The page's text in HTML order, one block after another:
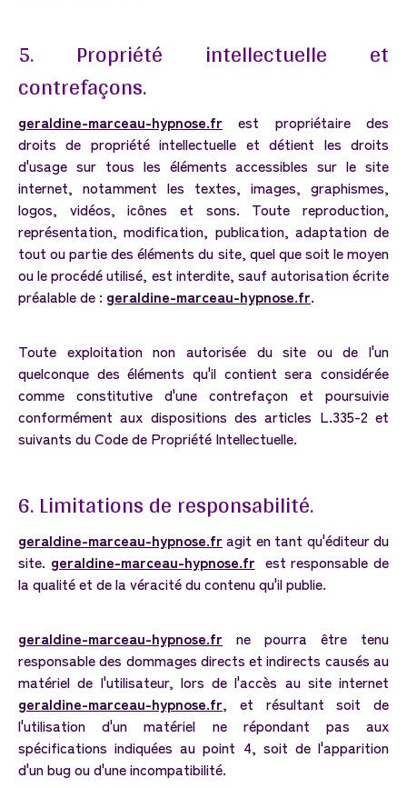
5. Propriété intellectuelle
et
contrefaçons.
geraldine-marceau-hypnose.fr est propriétaire des
droits de propriété intellectuelle et détient les droits
d'usage sur tous les éléments accessibles sur le site
internet, notamment les textes, images, graphismes,
logos, vidéos, icônes et sons. Toute reproduction,
représentation, modification, publication, adaptation de
tout ou partie des éléments du site, quel que soit le moyen
ou le procédé utilisé, est interdite, sauf autorisation écrite
préalable de : geraldine-marceau-hypnose.fr.
Toute exploitation non autorisée du site ou de l'un
quelconque des éléments qu'il contient sera considérée
comme constitutive d'une contrefaçon et poursuivie
conformément aux dispositions des articles L.335-2 et
suivants du Code de Propriété Intellectuelle.
6.Limitationsde responsabilité.
geraldine-marceau-hypnose.fr agit en tant qu'éditeur du
site. geraldine-marceau-hypnose.fr est responsable de
la qualité et de la véracité du contenu qu'il publie.
geraldine-marceau-hypnose.fr ne pourra être tenu
responsable des dommages directs et indirects causés au
matériel de l'utilisateur, lors de l'accès au site internet
geraldine-marceau-hypnose.fr, et résultant soit de
l'utilisation d'un matériel ne répondant pas aux
spécifications indiquées au point 4, soit de l'apparition
d'un bug ou d'une incompatibilité.